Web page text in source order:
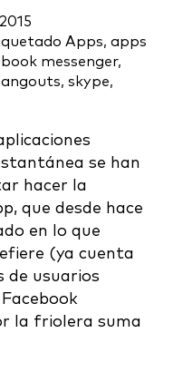
Apps, apps
messenger,
, skype,
se han
hacer la
que desde hace
en lo que
(ya cuenta
de usuarios
la friolera suma